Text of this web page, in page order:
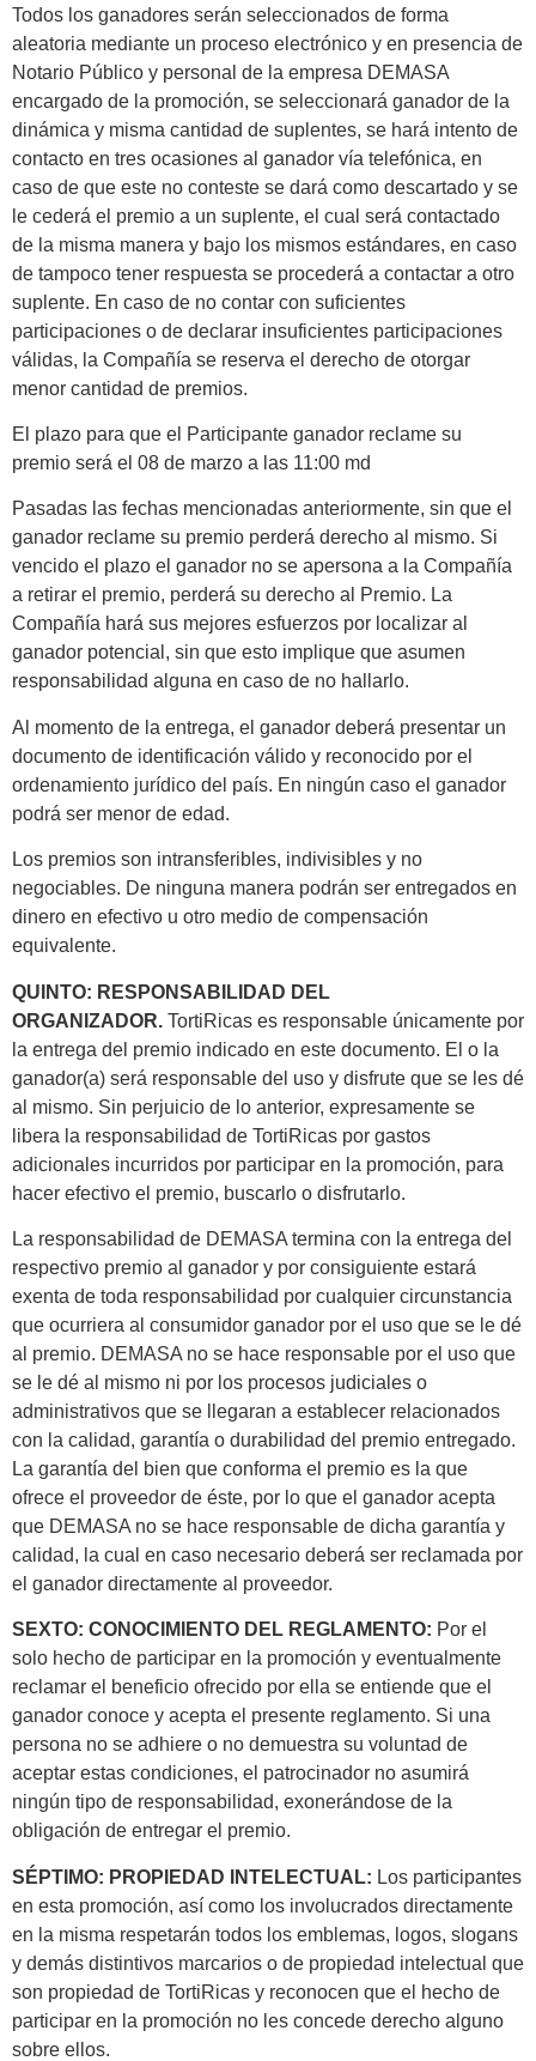
Todos los ganadores serán seleccionados de forma
aleatoria mediante un proceso electrónico y en presencia de
Notario Público y personal de la empresa DEMASA
encargado de la promoción, se seleccionará ganador de la
dinámica y misma cantidad de suplentes, se hará intento de
contacto en tres ocasiones al ganador vía telefónica, en
caso de que este no conteste se dará como descartado y se
le cederá el premio a un suplente, el cual será contactado
de la misma manera y bajo los mismos estándares, en caso
de tampoco tener respuesta se procederá a contactar a otro
suplente. En caso de no contar con suficientes
participaciones o de declarar insuficientes participaciones
válidas, la Compañía se reserva el derecho de otorgar
menor cantidad de premios.
El plazo para que el Participante ganador reclame su
premio será el 08 de marzo a las 11:00 md
Pasadas las fechas mencionadas anteriormente, sin que el
ganador reclame su premio perderá derecho al mismo. Si
vencido el plazo el ganador no se apersona a la Compañía
a retirar el premio, perderá su derecho al Premio. La
Compañía hará sus mejores esfuerzos por localizar al
ganador potencial, sin que esto implique que asumen
responsabilidad alguna en caso de no hallarlo.
Al momento de la entrega, el ganador deberá presentar un
documento de identificación válido y reconocido por el
ordenamiento jurídico del país. En ningún caso el ganador
podrá ser menor de edad.
Los premios son intransferibles, indivisibles y no
negociables. De ninguna manera podrán ser entregados en
dinero en efectivo u otro medio de compensación
equivalente.
QUINTO: RESPONSABILIDAD DEL
ORGANIZADOR. TortiRicas es responsable únicamente por
la entrega del premio indicado en este documento. El o la
ganador(a) será responsable del uso y disfrute que se les dé
al mismo. Sin perjuicio de lo anterior, expresamente se
libera la responsabilidad de TortiRicas por gastos
adicionales incurridos por participar en la promoción, para
hacer efectivo el premio, buscarlo o disfrutarlo.
La responsabilidad de DEMASA termina con la entrega del
respectivo premio al ganador y por consiguiente estará
exenta de toda responsabilidad por cualquier circunstancia
que ocurriera al consumidor ganador por el uso que se le dé
al premio. DEMASA no se hace responsable por el uso que
se le dé al mismo ni por los procesos judiciales o
administrativos que se llegaran a establecer relacionados
con la calidad, garantía o durabilidad del premio entregado.
La garantía del bien que conforma el premio es la que
ofrece el proveedor de éste, por lo que el ganador acepta
que DEMASA no se hace responsable de dicha garantía y
calidad, la cual en caso necesario deberá ser reclamada por
el ganador directamente al proveedor.
SEXTO: CONOCIMIENTO DEL REGLAMENTO: Por el
solo hecho de participar en la promoción y eventualmente
reclamar el beneficio ofrecido por ella se entiende que el
ganador conoce y acepta el presente reglamento. Si una
persona no se adhiere o no demuestra su voluntad de
aceptar estas condiciones, el patrocinador no asumirá
ningún tipo de responsabilidad, exonerándose de la
obligación de entregar el premio.
SÉPTIMO: PROPIEDAD INTELECTUAL: Los participantes
en esta promoción, así como los involucrados directamente
en la misma respetarán todos los emblemas, logos, slogans
y demás distintivos marcarios o de propiedad intelectual que
son propiedad de TortiRicas y reconocen que el hecho de
participar en la promoción no les concede derecho alguno
sobre ellos.